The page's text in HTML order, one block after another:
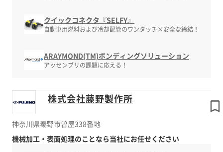
クイックコネクタ『SELFY』
自動車用燃料および冷却配管のワンタッチ×安全な締結！
ARAYMOND(TM)ボンディングソリューション
アッセンブリの課題に応える！
株式会社藤野製作所
神奈川県秦野市曽屋338番地
機械加工・表面処理のことなら当社にお任せください